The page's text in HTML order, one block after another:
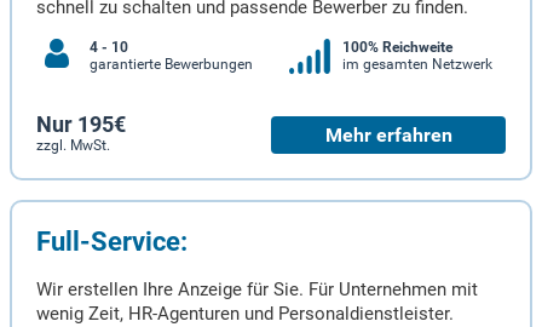
schnell zu schalten und passende Bewerber zu finden.
4 - 10
garantierte Bewerbungen
100% Reichweite
im gesamten Netzwerk
Nur 195€
zzgl. MwSt. Mehr erfahren
Full-Service:
Wir erstellen Ihre Anzeige für Sie. Für Unternehmen mit
wenig Zeit, HR-Agenturen und Personaldienstleister.